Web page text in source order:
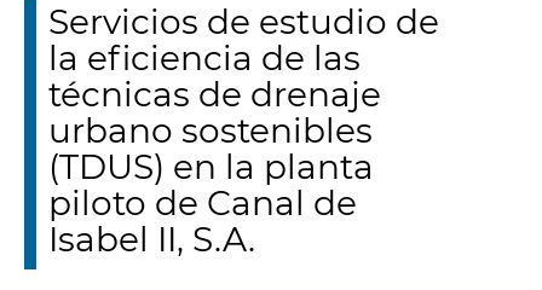
Servicios de estudio de
la eficiencia de las
técnicas de drenaje
urbano sostenibles
(TDUS) en la planta
piloto de Canal de
Isabel II, S.A.